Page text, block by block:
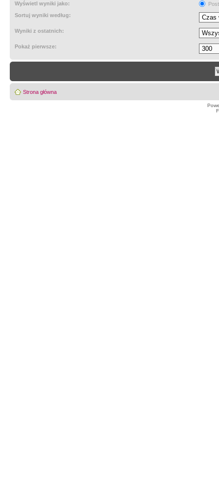
Wyświetl wyniki jako:
Sortuj wyniki według:
Wyniki z ostatnich:
Pokaż pierwsze:
Strona główna